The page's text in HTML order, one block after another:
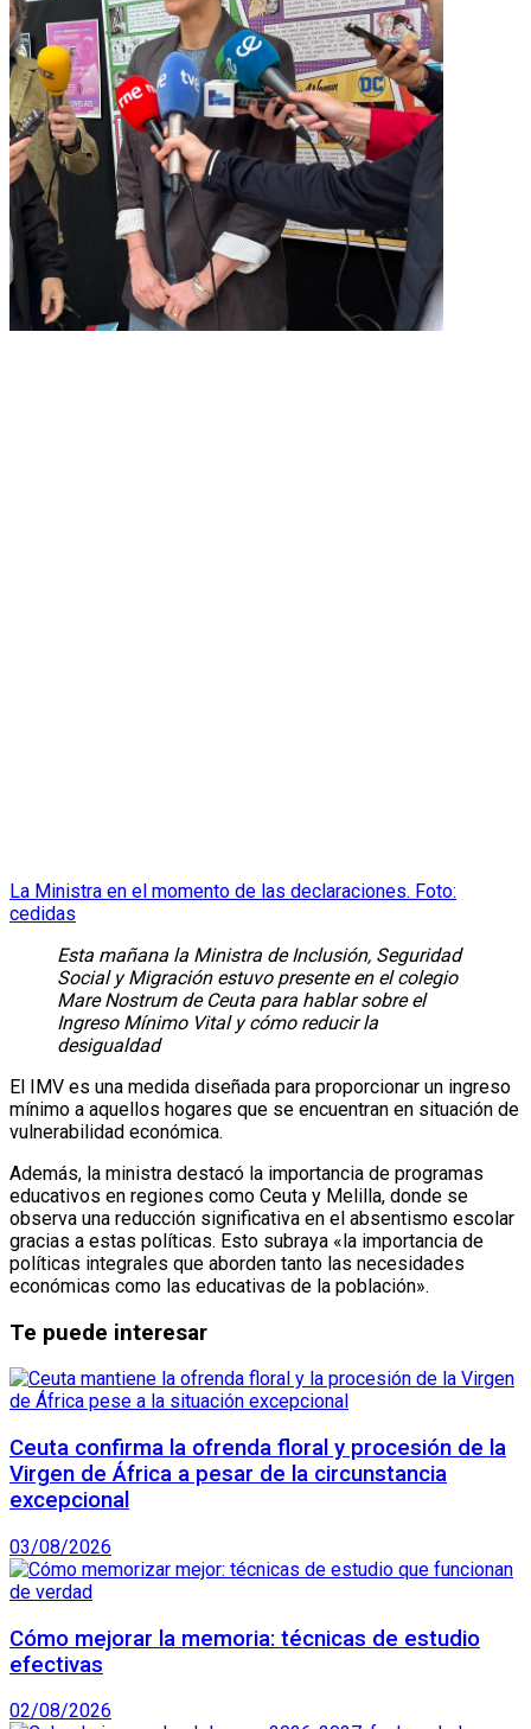
La Ministra en el momento de las declaraciones. Foto:
cedidas
Esta mañana la Ministra de Inclusión, Seguridad
Social y Migración estuvo presente en el colegio
Mare Nostrum de Ceuta para hablar sobre el
Ingreso Mínimo Vital y cómo reducir la
desigualdad
El IMV es una medida diseñada para proporcionar un ingreso
mínimo a aquellos hogares que se encuentran en situación de
vulnerabilidad económica.
Además, la ministra destacó la importancia de programas
educativos en regiones como Ceuta y Melilla, donde se
observa una reducción significativa en el absentismo escolar
gracias a estas políticas. Esto subraya «la importancia de
políticas integrales que aborden tanto las necesidades
económicas como las educativas de la población».
Te puede interesar
Ceuta confirma la ofrenda floral y procesión de la
Virgen de África a pesar de la circunstancia
excepcional
03/08/2026
Cómo mejorar la memoria: técnicas de estudio
efectivas
02/08/2026